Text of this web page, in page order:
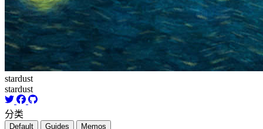
stardust
stardust
分类
Default
Guides
Memos